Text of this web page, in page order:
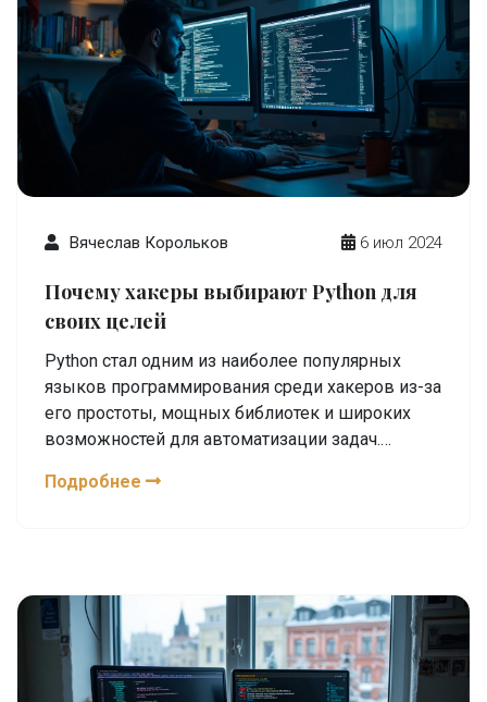
Вячеслав Корольков 6 июл 2024
Почему хакеры выбирают Python для
своих целей
Python стал одним из наиболее популярных
языков программирования среди хакеров из-за
его простоты, мощных библиотек и широких
возможностей для автоматизации задач.
скриптов, анализа данных и тестирования
арсенале.
Подробнее